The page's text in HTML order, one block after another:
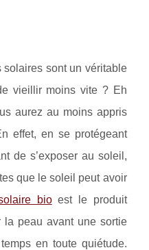
solaires sont un véritable
vieillir moins vite ? Eh
aurez au moins appris
effet, en se protégeant
de s’exposer au soleil,
que le soleil peut avoir
bioest le produit
la peau avant une sortie
en toute quiétude.